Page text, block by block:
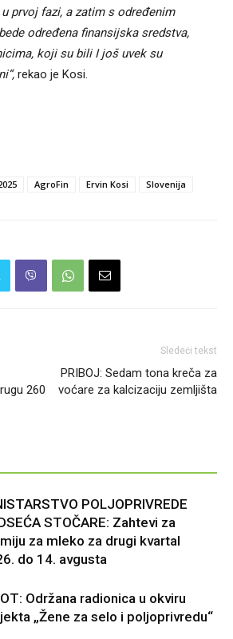
prvoj fazi, a zatim s određenim
određena finansijska sredstva,
koji su bili I još uvek su
rekao je Kosi.
AgroFin Ervin Kosi Slovenija
260
Sledeći tekst
PRIBOJ: Sedam tona kreča za
voćare za kalcizaciju zemljišta
POLJOPRIVREDE
STOČARE: Zahtevi za
za mleko za drugi kvartal
do 14. avgusta
Održana radionica u okviru
„Žene za selo i poljoprivredu“